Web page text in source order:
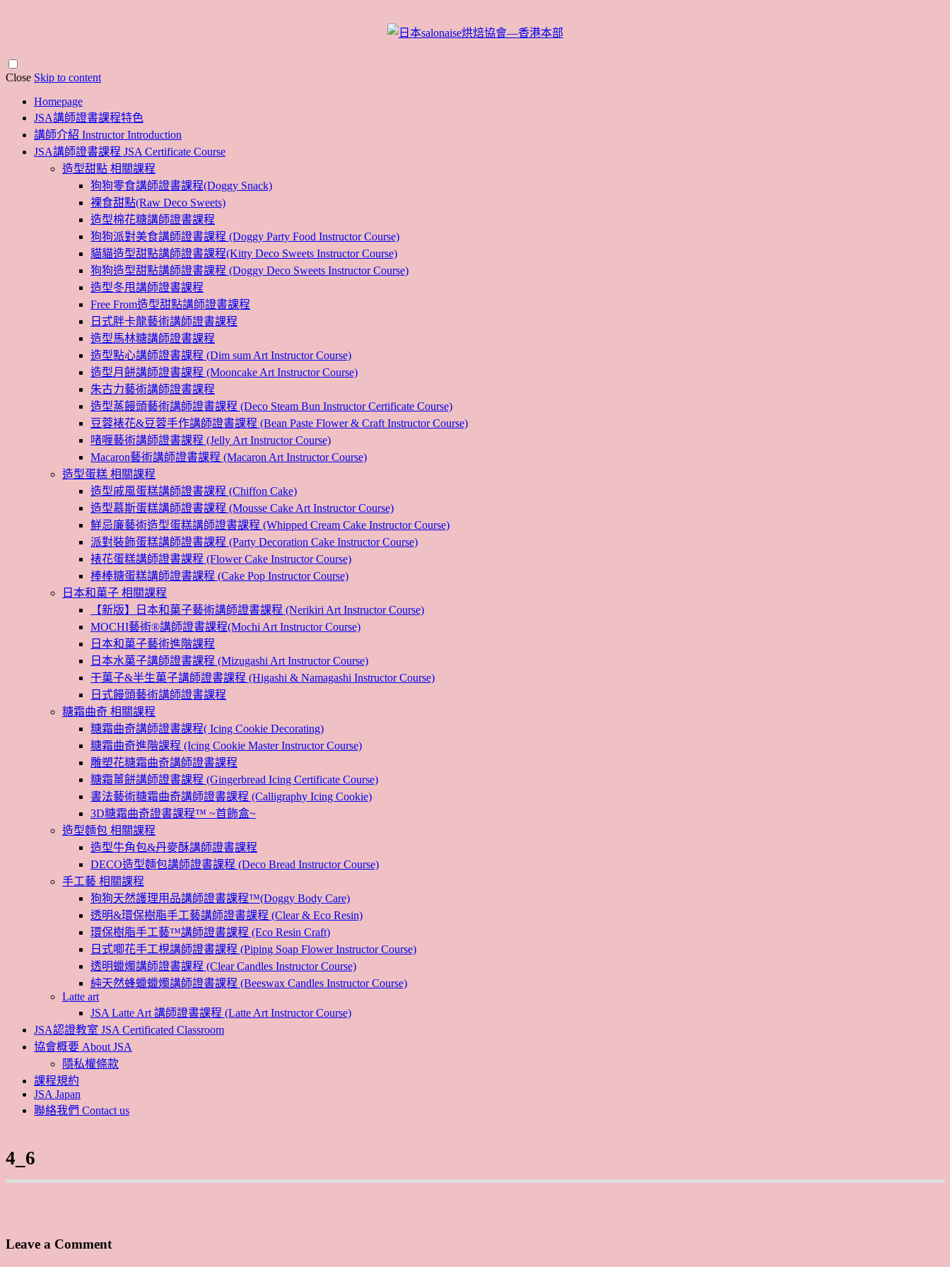
Close Skip to content
Homepage
JSA講師證書課程特色
講師介紹 Instructor Introduction
JSA講師證書課程 JSA Certificate Course
造型甜點 相關課程
狗狗零食講師證書課程(Doggy Snack)
裸食甜點(Raw Deco Sweets)
造型棉花糖講師證書課程
狗狗派對美食講師證書課程 (Doggy Party Food Instructor Course)
貓貓造型甜點講師證書課程(Kitty Deco Sweets Instructor Course)
狗狗造型甜點講師證書課程 (Doggy Deco Sweets Instructor Course)
造型冬甩講師證書課程
Free From造型甜點講師證書課程
日式胖卡龍藝術講師證書課程
造型馬林糖講師證書課程
造型點心講師證書課程 (Dim sum Art Instructor Course)
造型月餅講師證書課程 (Mooncake Art Instructor Course)
朱古力藝術講師證書課程
造型蒸饅頭藝術講師證書課程 (Deco Steam Bun Instructor Certificate Course)
豆蓉裱花&豆蓉手作講師證書課程 (Bean Paste Flower & Craft Instructor Course)
啫喱藝術講師證書課程 (Jelly Art Instructor Course)
Macaron藝術講師證書課程 (Macaron Art Instructor Course)
造型蛋糕 相關課程
造型戚風蛋糕講師證書課程 (Chiffon Cake)
造型慕斯蛋糕講師證書課程 (Mousse Cake Art Instructor Course)
鮮忌廉藝術造型蛋糕講師證書課程 (Whipped Cream Cake Instructor Course)
派對裝飾蛋糕講師證書課程 (Party Decoration Cake Instructor Course)
裱花蛋糕講師證書課程 (Flower Cake Instructor Course)
棒棒糖蛋糕講師證書課程 (Cake Pop Instructor Course)
日本和菓子 相關課程
【新版】日本和菓子藝術講師證書課程 (Nerikiri Art Instructor Course)
MOCHI藝術®講師證書課程(Mochi Art Instructor Course)
日本和菓子藝術進階課程
日本水菓子講師證書課程 (Mizugashi Art Instructor Course)
干菓子&半生菓子講師證書課程 (Higashi & Namagashi Instructor Course)
日式饅頭藝術講師證書課程
糖霜曲奇 相關課程
糖霜曲奇講師證書課程( Icing Cookie Decorating)
糖霜曲奇進階課程 (Icing Cookie Master Instructor Course)
雕塑花糖霜曲奇講師證書課程
糖霜薑餅講師證書課程 (Gingerbread Icing Certificate Course)
書法藝術糖霜曲奇講師證書課程 (Calligraphy Icing Cookie)
3D糖霜曲奇證書課程™ ~首飾盒~
造型麵包 相關課程
造型牛角包&丹麥酥講師證書課程
DECO造型麵包講師證書課程 (Deco Bread Instructor Course)
手工藝 相關課程
狗狗天然護理用品講師證書課程™(Doggy Body Care)
透明&環保樹脂手工藝講師證書課程 (Clear & Eco Resin)
環保樹脂手工藝™講師證書課程 (Eco Resin Craft)
日式唧花手工梘講師證書課程 (Piping Soap Flower Instructor Course)
透明蠟燭講師證書課程 (Clear Candles Instructor Course)
純天然蜂蠟蠟燭講師證書課程 (Beeswax Candles Instructor Course)
Latte art
JSA Latte Art 講師證書課程 (Latte Art Instructor Course)
JSA認證教室 JSA Certificated Classroom
協會概要 About JSA
隱私權條款
課程規約
JSA Japan
聯絡我們 Contact us
4_6
Leave a Comment